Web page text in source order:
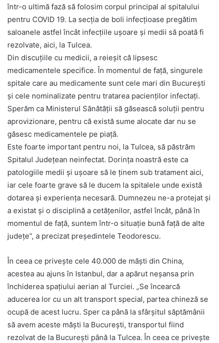
într-o ultimă fază să folosim corpul principal al spitalului
pentru COVID 19. La secția de boli infecțioase pregătim
saloanele astfel încât infecțiile ușoare și medii să poată fi
rezolvate, aici, la Tulcea.
Din discuțiile cu medicii, a reieșit că lipsesc
medicamentele specifice. În momentul de față, singurele
spitale care au medicamente sunt cele mari din București
și cele nominalizate pentru tratarea pacienților infectați.
Sperăm ca Ministerul Sănătății să găsească soluții pentru
aprovizionare, pentru că există sume alocate dar nu se
găsesc medicamentele pe piață.
Este foarte important pentru noi, la Tulcea, să păstrăm
Spitalul Județean neinfectat. Dorința noastră este ca
patologiile medii și ușoare să le ținem sub tratament aici,
iar cele foarte grave să le ducem la spitalele unde există
dotarea și experiența necesară. Dumnezeu ne-a protejat și
a existat și o disciplină a cetățenilor, astfel încât, până în
momentul de față, suntem într-o situație bună față de alte
județe“, a precizat președintele Teodorescu.
În ceea ce privește cele 40.000 de măști din China,
acestea au ajuns în Istanbul, dar a apărut neșansa prin
închiderea spațiului aerian al Turciei. „Se încearcă
aducerea lor cu un alt transport special, partea chineză se
ocupă de acest lucru. Sper ca până la sfârșitul săptămânii
să avem aceste măști la București, transportul fiind
rezolvat de la București până la Tulcea. În ceea ce privește